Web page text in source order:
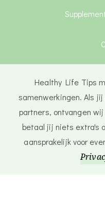
Healthy Life Tips
samenwerkingen. Als
partners, ontvangen
betaal jij niets extra's
aansprakelijk voor